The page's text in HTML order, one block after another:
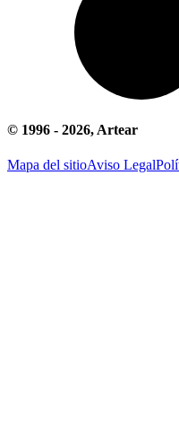
© 1996 - 2026, Artear
Mapa del sitioAviso Legal